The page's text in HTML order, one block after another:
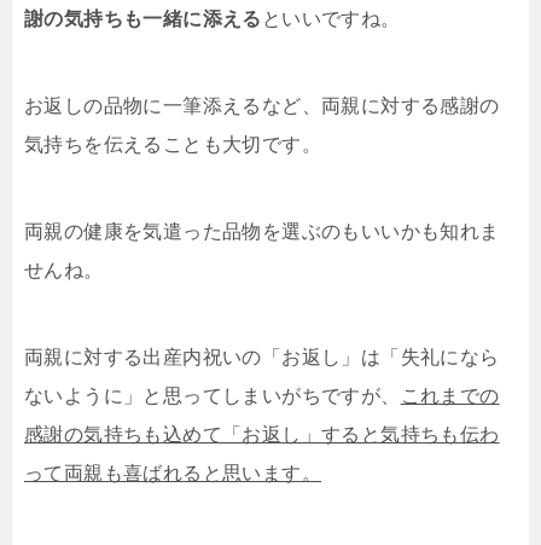
謝の気持ちも一緒に添える といいですね。
お返しの品物に一筆添えるなど、両親に対する感謝の
気持ちを伝えることも大切です。
両親の健康を気遣った品物を選ぶのもいいかも知れま
せんね。
両親に対する出産内祝いの「お返し」は「失礼になら
ないように」と思ってしまいがちですが、
これまでの
感謝の気持ちも込めて「お返し」すると気持ちも伝わ
って両親も喜ばれると思います。